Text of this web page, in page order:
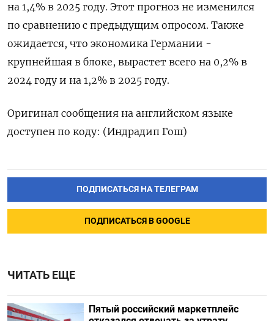
на 1,4% в 2025 году. Этот прогноз не изменился
по сравнению с предыдущим опросом. Также
ожидается, что экономика Германии -
крупнейшая в блоке, вырастет всего на 0,2% в
2024 году и на 1,2% в 2025 году.
Оригинал сообщения на английском языке
доступен по коду: (Индрадип Гош)
ПОДПИСАТЬСЯ НА ТЕЛЕГРАМ
ПОДПИСАТЬСЯ В GOOGLE
ЧИТАТЬ ЕЩЕ
Пятый российский маркетплейс